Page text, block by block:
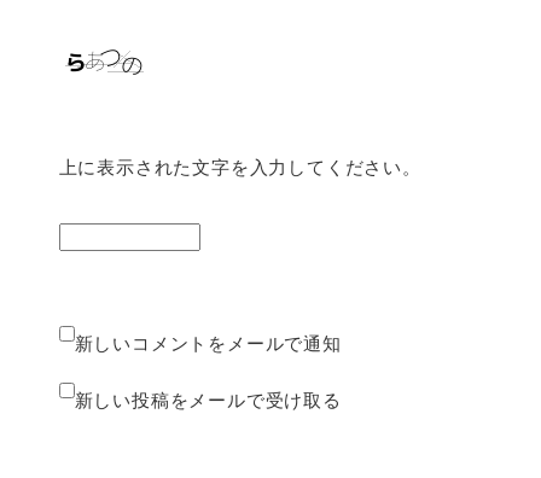
上に表示された文字を入力してください。
新しいコメントをメールで通知
新しい投稿をメールで受け取る